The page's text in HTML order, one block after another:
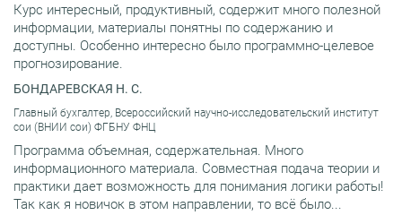
Курс интересный, продуктивный, содержит много полезной
информации, материалы понятны по содержанию и
доступны. Особенно интересно было программно-целевое
прогнозирование.
БОНДАРЕВСКАЯ Н. С.
Главный бухгалтер, Всероссийский научно-исследовательский институт
сои (ВНИИ сои) ФГБНУ ФНЦ
Программа объемная, содержательная. Много
информационного материала. Совместная подача теории и
практики дает возможность для понимания логики работы!
Так как я новичок в этом направлении, то всё было...